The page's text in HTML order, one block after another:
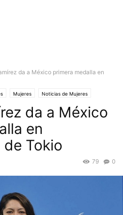
da a México primera medalla en
Mujeres Noticias de Mujeres
da a México
en
Tokio
0
79